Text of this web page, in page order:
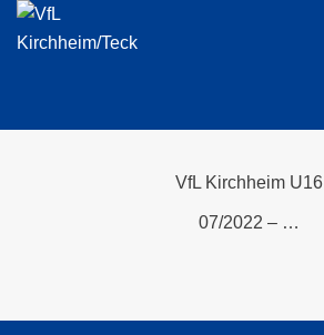
VfL Kirchheim U16
07/2022 – …